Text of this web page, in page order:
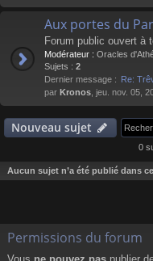
Aux portes du
Forum public ouvert à
Modérateur : Oracles
Sujets : 2
Dernier message : Re:
par Kronos , jeu. nov. 05,
Nouveau sujet
0
Aucun sujet n’a été publié dans
Permissions du forum